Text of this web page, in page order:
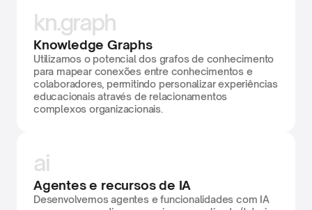
kn.graph
Knowledge Graphs
Utilizamos o potencial dos grafos de conhecimento
para mapear conexões entre conhecimentos e
colaboradores, permitindo personalizar experiências
educacionais através de relacionamentos
complexos organizacionais.
ai
Agentes e recursos de IA
Desenvolvemos agentes e funcionalidades com IA